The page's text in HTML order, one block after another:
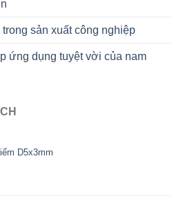
sản xuất công nghiệp
ứng dụng tuyệt vời của nam
D5x3mm